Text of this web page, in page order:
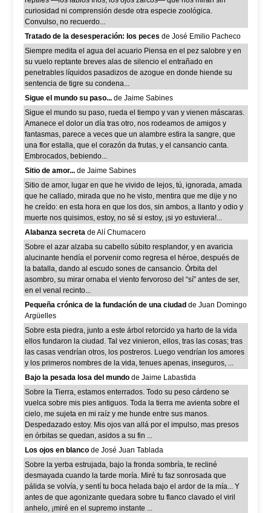
curiosidad ni comprensión desde otra especie zoológica.
Convulso, no recuerdo...
Tratado de la desesperación: los peces de José Emilio Pacheco
Siempre medita el agua del acuario Piensa en el pez salobre y en
su vuelo reptante breves alas de silencio el entrañado en
penetrables líquidos pasadizos de azogue en donde hiende su
sentencia de tigre su condena...
Sigue el mundo su paso... de Jaime Sabines
Sigue el mundo su paso, rueda el tiempo y van y vienen máscaras.
Amanece el dolor un día tras otro, nos rodeamos de amigos y
fantasmas, parece a veces que un alambre estira la sangre, que
una flor estalla, que el corazón da frutas, y el cansancio canta.
Embrocados, bebiendo...
Sitio de amor... de Jaime Sabines
Sitio de amor, lugar en que he vivido de lejos, tú, ignorada, amada
que he callado, mirada que no he visto, mentira que me dije y no
he creído: en esta hora en que los dos, sin ambos, a llanto y odio y
muerte nos quisimos, estoy, no sé si estoy, ¡si yo estuviera!...
Alabanza secreta de Alí Chumacero
Sobre el azar alzaba su cabello súbito resplandor, y en avaricia
alucinante hendía el porvenir como regresa el héroe, después de
la batalla, dando al escudo sones de cansancio. Órbita del
asombro, su mirar ornaba el viento fervoroso del “sí” antes de ser,
en el venal recinto...
Pequeña crónica de la fundación de una ciudad de Juan Domingo
Argüelles
Sobre esta piedra, junto a este árbol retorcido ya harto de la vida
ellos fundaron la ciudad. Tal vez vinieron, ellos, tras las cosas; tras
las casas vendrían otros, los postreros. Luego vendrían los amores
y los primeros nombres de la vida, tenues apenas, inseguros, ...
Bajo la pesada losa del mundo de Jaime Labastida
Sobre la Tierra, estamos enterrados. Todo su peso cárdeno se
vuelca sobre mis pies antiguos. Toda la tierra me avienta sobre el
cielo, me sujeta en mi raíz y me hunde entre sus manos.
Despedazado estoy. Mis ojos van allá por el impulso, mas presos
en órbitas se quedan, asidos a su fin ...
Los ojos en blanco de José Juan Tablada
Sobre la yerba estrujada, bajo la fronda sombría, te recliné
desmayada cuando la tarde moría. Miré tu faz sonrosada que
pálida se volvía, y sentí tu boca helada bajo el ardor de la mía... Y
antes de que agonizante quedara sobre tu flanco clavado el viril
anhelo, ¡miré en el supremo instante ...